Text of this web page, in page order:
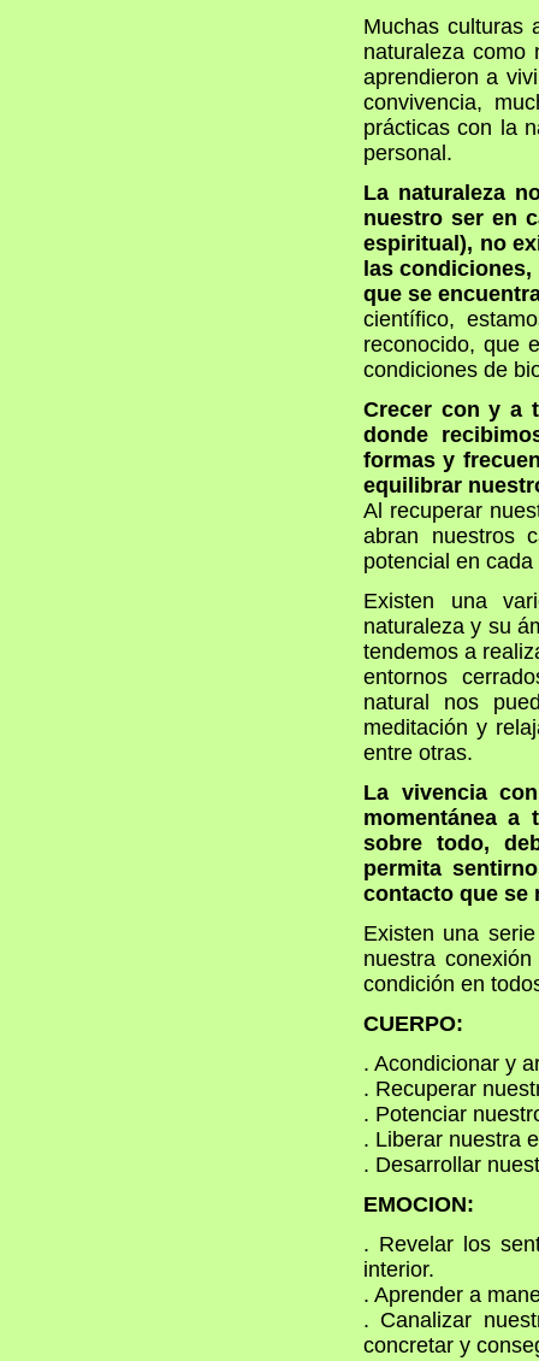
Muchas culturas
naturaleza como
aprendieron a
convivencia,
prácticas con la
personal.
La naturaleza
nuestro ser en
espiritual), no
las
que se
científico,
reconocido, que
condiciones de
Crecer con y a
donde
formas y
equilibrar
Al recuperar
abran nuestros
potencial en
Existen una
naturaleza y su
tendemos a
entornos
natural nos
meditación y
entre otras.
La vivencia
momentánea a
sobre todo,
permita
contacto que se
Existen una
nuestra
condición en
CUERPO:
. Acondicionar y
. Recuperar
. Potenciar
. Liberar nuestra
. Desarrollar
EMOCION:
. Revelar los
interior.
. Aprender a
. Canalizar
concretar y